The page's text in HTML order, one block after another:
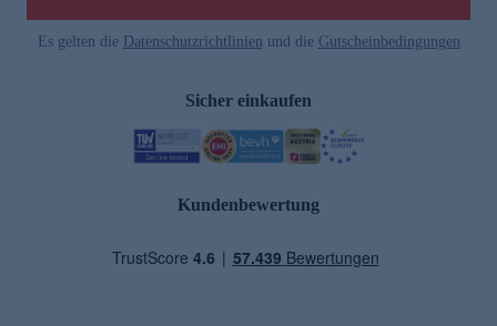
Es gelten die Datenschutzrichtlinien und die Gutscheinbedingungen
Sicher einkaufen
Kundenbewertung